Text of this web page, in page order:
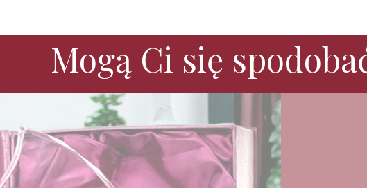
Mogą Ci się